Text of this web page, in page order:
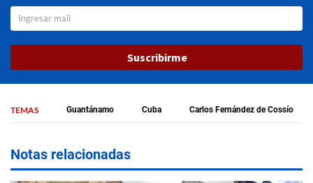
Suscribirme
TEMAS Guantánamo Cuba Carlos Fernández de Cossío
Notas relacionadas